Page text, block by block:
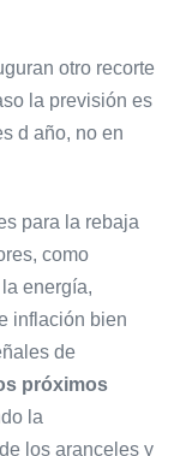
otro recorte
la previsión es
d año, no en
para la rebaja
como
energía,
inflación bien
de
próximos
la
los aranceles y